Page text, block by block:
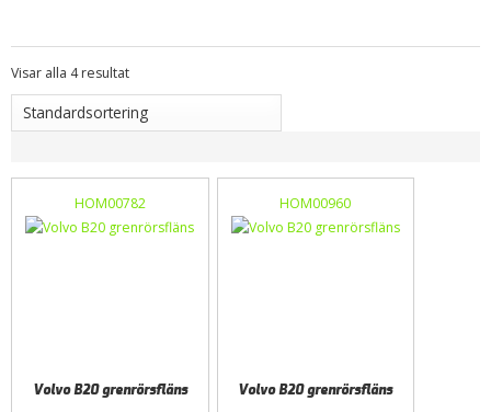
Visar alla 4 resultat
HOM00782
Volvo B20 grenrörsfläns
HOM00960
Volvo B20 grenrörsfläns